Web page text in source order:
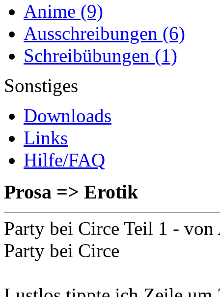
Anime (9)
Ausschreibungen (6)
Schreibübungen (1)
Sonstiges
Downloads
Links
Hilfe/FAQ
Prosa => Erotik
Party bei Circe Teil 1 - von
Party bei Circe